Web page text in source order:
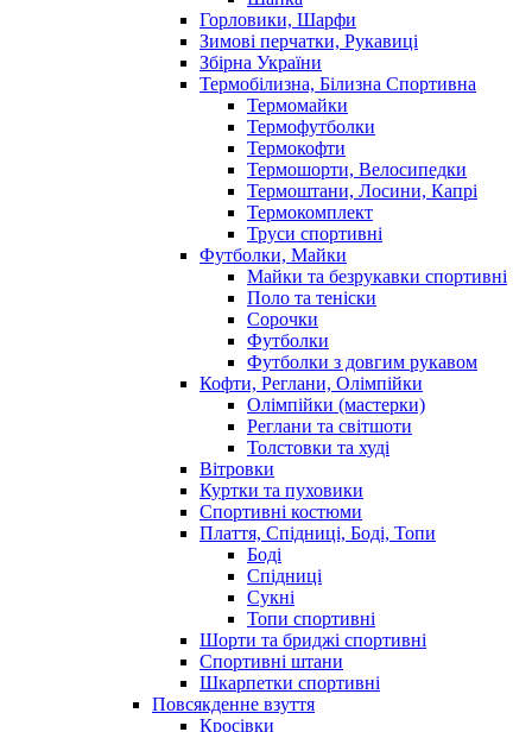
Горловики, Шарфи
Зимові перчатки, Рукавиці
Збірна України
Термобілизна, Білизна Спортивна
Термомайки
Термофутболки
Термокофти
Термошорти, Велосипедки
Термоштани, Лосини, Капрі
Термокомплект
Труси спортивні
Футболки, Майки
Майки та безрукавки спортивні
Поло та теніски
Сорочки
Футболки
Футболки з довгим рукавом
Кофти, Реглани, Олімпійки
Олімпійки (мастерки)
Реглани та світшоти
Толстовки та худі
Вітровки
Куртки та пуховики
Спортивні костюми
Плаття, Спідниці, Боді, Топи
Боді
Спідниці
Сукні
Топи спортивні
Шорти та бриджі спортивні
Спортивні штани
Шкарпетки спортивні
Повсякденне взуття
Кросівки